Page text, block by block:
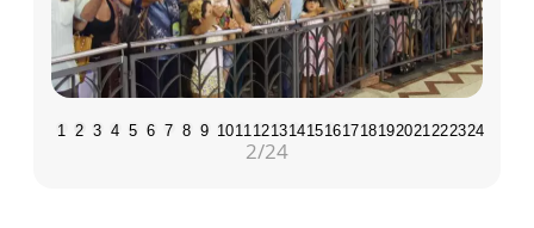
1 2 3 4 5 6 7 8 9 101112131415161718192021222324
2/24